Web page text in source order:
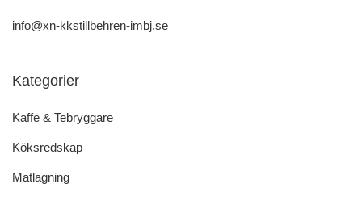
info@xn-kkstillbehren-imbj.se
Kategorier
Kaffe & Tebryggare
Köksredskap
Matlagning